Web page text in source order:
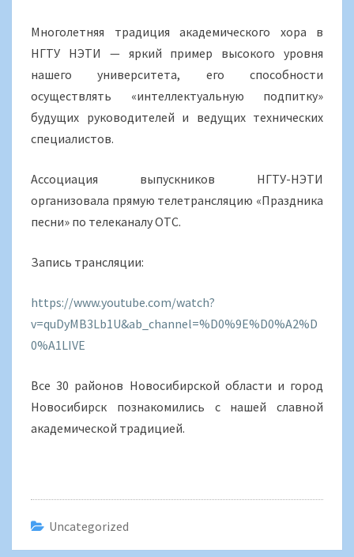
Многолетняя традиция академического хора в
НГТУ НЭТИ — яркий пример высокого уровня
нашего университета, его способности
осуществлять «интеллектуальную подпитку»
будущих руководителей и ведущих технических
специалистов.
Ассоциация выпускников НГТУ-НЭТИ
организовала прямую телетрансляцию «Праздника
песни» по телеканалу ОТС.
Запись трансляции:
https://www.youtube.com/watch?
v=quDyMB3Lb1U&ab_channel=%D0%9E%D0%A2%D
0%A1LIVE
Все 30 районов Новосибирской области и город
Новосибирск познакомились с нашей славной
академической традицией.
Uncategorized